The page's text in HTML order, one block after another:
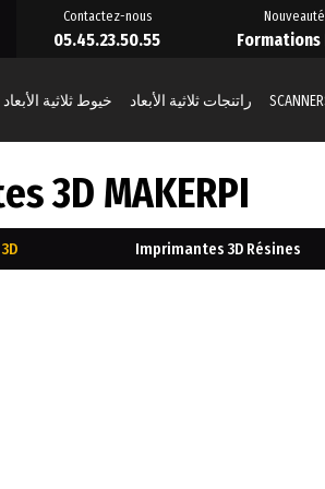
05.45.23.50.55
Contactez-nous
Formations
خيوط ثلاثية الأبعاد راتنجات ثلاثية الأبعاد
3D MAKERPI
Imprimantes 3D Résines